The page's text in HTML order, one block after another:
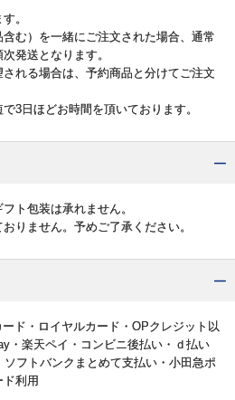
。
む）を一緒にご注文された場合、通常
発送となります。
れる場合は、予約商品と分けてご注文
3日ほどお時間を頂いております。
ト包装は承れません。
りません。予めご了承ください。
ド・ロイヤルカード・OPクレジット以
・楽天ペイ・コンビニ後払い・ｄ払い
ソフトバンクまとめて支払い・小田急ポ
ド利用